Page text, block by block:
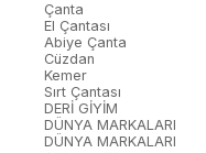
Çanta
El Çantası
Abiye Çanta
Cüzdan
Kemer
Sırt Çantası
DERİ GİYİM
DÜNYA MARKALARI
DÜNYA MARKALARI